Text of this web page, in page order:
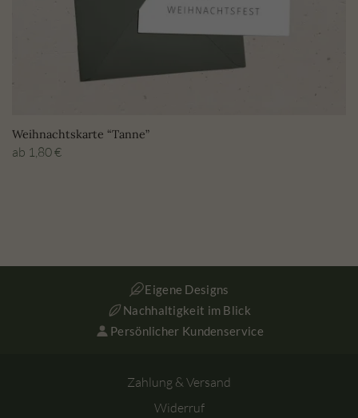
Weihnachtskarte “Tanne”
ab 1,80€
Eigene Designs
Nachhaltigkeit im Blick
Persönlicher Kundenservice
Zahlung & Versand
Widerruf